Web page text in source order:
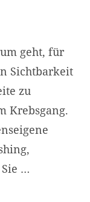
geht, für
Sichtbarkeit
zu
Krebsgang.
…